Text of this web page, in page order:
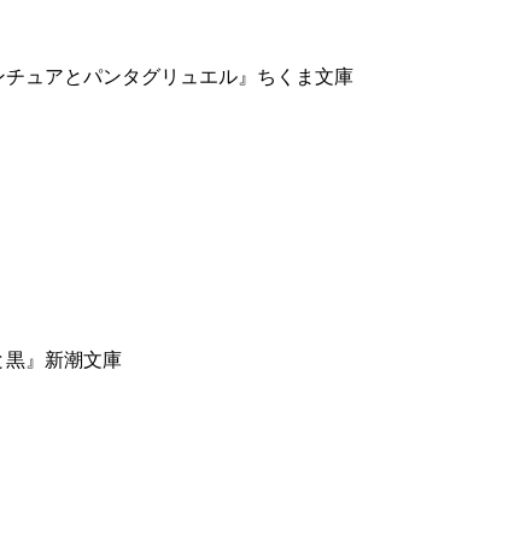
チュアとパンタグリュエル』ちくま文庫
黒』新潮文庫